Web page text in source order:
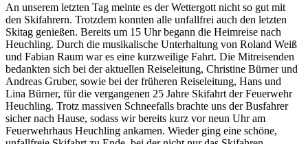
An unserem letzten Tag meinte es der Wettergott nicht so gut mit
den Skifahrern. Trotzdem konnten alle unfallfrei auch den letzten
Skitag genießen. Bereits um 15 Uhr begann die Heimreise nach
Heuchling. Durch die musikalische Unterhaltung von Roland Weiß
und Fabian Raum war es eine kurzweilige Fahrt. Die Mitreisenden
bedankten sich bei der aktuellen Reiseleitung, Christine Bürner und
Andreas Gruber, sowie bei der früheren Reiseleitung, Hans und
Lina Bürner, für die vergangenen 25 Jahre Skifahrt der Feuerwehr
Heuchling. Trotz massiven Schneefalls brachte uns der Busfahrer
sicher nach Hause, sodass wir bereits kurz vor neun Uhr am
Feuerwehrhaus Heuchling ankamen. Wieder ging eine schöne,